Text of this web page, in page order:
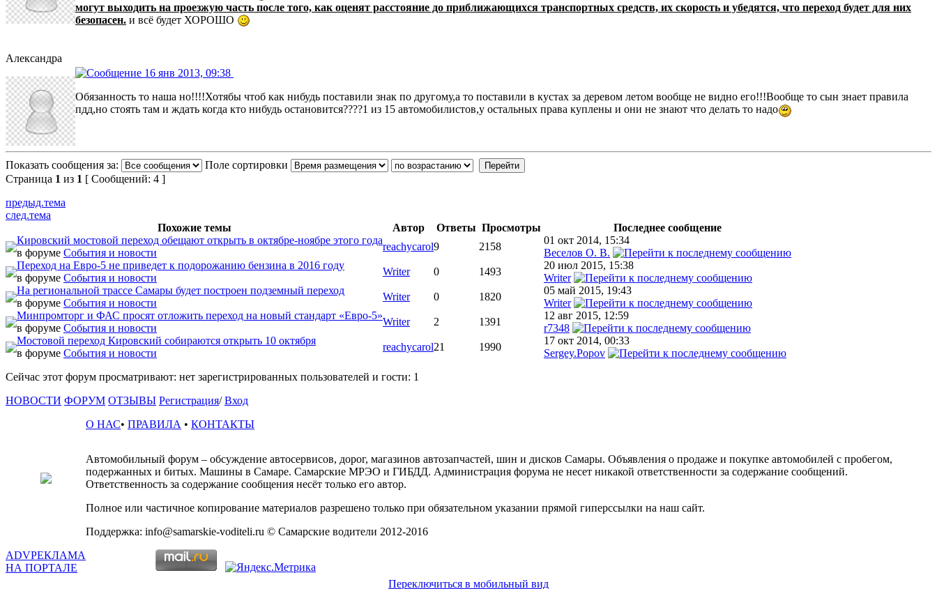
могут выходить на проезжую часть после того, как оценят расстояние до приближающихся транспортных средств, их скорость и убедятся, что переход будет для них
безопасен. и всё будет ХОРОШО
Александра
16 янв 2013, 09:38
Обязанность то наша но!!!!Хотябы чтоб как нибудь поставили знак по другому,а то поставили в кустах за деревом летом вообще не видно его!!!Вообще то сын знает правила
пдд,но стоять там и ждать когда кто нибудь остановится????1 из 15 автомобилистов,у остальных права куплены и они не знают что делать то надо
Показать сообщения за:
Поле сортировки
Страница 1 из 1 [ Сообщений: 4 ]
предыд.тема
след.тема
Похожие темы
Автор Ответы Просмотры
Последнее сообщение
Кировский мостовой переход обещают открыть в октябре-ноябре этого года
в форуме События и новости
reachycarol9 2158
01 окт 2014, 15:34
Веселов О. В.
Переход на Евро-5 не приведет к подорожанию бензина в 2016 году
в форуме События и новости
Writer 0 1493
20 июл 2015, 15:38
Writer
На региональной трассе Самары будет построен подземный переход
в форуме События и новости
Writer 0 1820
05 май 2015, 19:43
Writer
Минпромторг и ФАС просят отложить переход на новый стандарт «Евро-5»
в форуме События и новости
Writer 2 1391
12 авг 2015, 12:59
r7348
Мостовой переход Кировский собираются открыть 10 октября
в форуме События и новости
reachycarol21 1990
17 окт 2014, 00:33
Sergey.Popov
Сейчас этот форум просматривают: нет зарегистрированных пользователей и гости: 1
НОВОСТИ ФОРУМ ОТЗЫВЫ Регистрация/ Вход
О НАС• ПРАВИЛА • КОНТАКТЫ
Автомобильный форум – обсуждение автосервисов, дорог, магазинов автозапчастей, шин и дисков Самары. Объявления о продаже и покупке автомобилей с пробегом,
подержанных и битых. Машины в Самаре. Самарские МРЭО и ГИБДД. Администрация форума не несет никакой ответственности за содержание сообщений.
Ответственность за содержание сообщения несёт только его автор.
Полное или частичное копирование материалов разрешено только при обязательном указании прямой гиперссылки на наш сайт.
Поддержка: info@samarskie-voditeli.ru © Самарские водители 2012-2016
ADVРЕКЛАМА
НА ПОРТАЛЕ
Переключиться в мобильный вид